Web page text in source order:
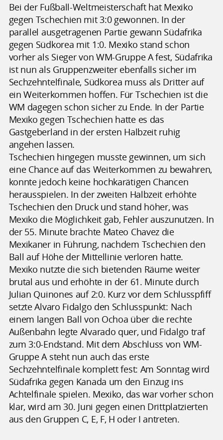
Bei der Fußball-Weltmeisterschaft hat Mexiko
gegen Tschechien mit 3:0 gewonnen. In der
parallel ausgetragenen Partie gewann Südafrika
gegen Südkorea mit 1:0. Mexiko stand schon
vorher als Sieger von WM-Gruppe A fest, Südafrika
ist nun als Gruppenzweiter ebenfalls sicher im
Sechzehntelfinale, Südkorea muss als Dritter auf
ein Weiterkommen hoffen. Für Tschechien ist die
WM dagegen schon sicher zu Ende. In der Partie
Mexiko gegen Tschechien hatte es das
Gastgeberland in der ersten Halbzeit ruhig
angehen lassen.
Tschechien hingegen musste gewinnen, um sich
eine Chance auf das Weiterkommen zu bewahren,
konnte jedoch keine hochkarätigen Chancen
herausspielen. In der zweiten Halbzeit erhöhte
Tschechien den Druck und stand höher, was
Mexiko die Möglichkeit gab, Fehler auszunutzen. In
der 55. Minute brachte Mateo Chavez die
Mexikaner in Führung, nachdem Tschechien den
Ball auf Höhe der Mittellinie verloren hatte.
Mexiko nutzte die sich bietenden Räume weiter
brutal aus und erhöhte in der 61. Minute durch
Julian Quinones auf 2:0. Kurz vor dem Schlusspfiff
setzte Alvaro Fidalgo den Schlusspunkt: Nach
einem langen Ball von Ochoa über die rechte
Außenbahn legte Alvarado quer, und Fidalgo traf
zum 3:0-Endstand. Mit dem Abschluss von WM-
Gruppe A steht nun auch das erste
Sechzehntelfinale komplett fest: Am Sonntag wird
Südafrika gegen Kanada um den Einzug ins
Achtelfinale spielen. Mexiko, das war vorher schon
klar, wird am 30. Juni gegen einen Drittplatzierten
aus den Gruppen C, E, F, H oder I antreten.